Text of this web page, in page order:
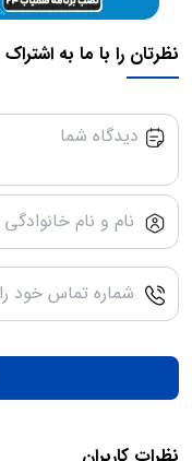
نظرتان را با ما به